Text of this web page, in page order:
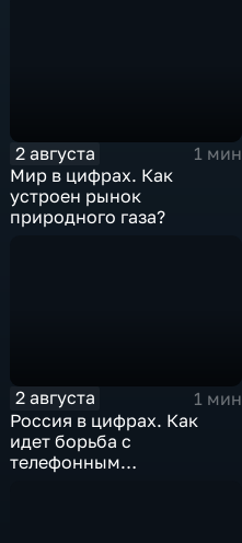
2 августа
1 мин
Мир в цифрах. Как
устроен рынок
природного газа?
2 августа
1 мин
Россия в цифрах. Как
идет борьба с
телефонным